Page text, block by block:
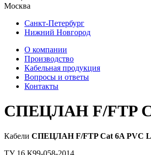
Москва
Санкт-Петербург
Нижний Новгород
О компании
Производство
Кабельная продукция
Вопросы и ответы
Контакты
СПЕЦЛАН F/FTP
Кабели СПЕЦЛАН F/FTP Cat 6A PVC
ТУ 16.К99-058-2014